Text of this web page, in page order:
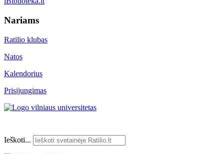
Nariams
Ratilio klubas
Natos
Kalendorius
Prisijungimas
Ieškoti...